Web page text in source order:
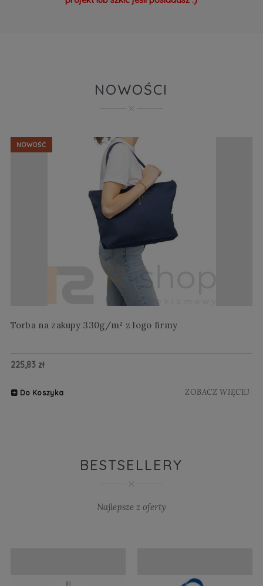
NOWOŚCI
Torba na zakupy 330g/m² z logo firmy
225,83 zł
Do Koszyka ZOBACZ WIĘCEJ
NOWOŚĆ
BESTSELLERY
Najlepsze z oferty